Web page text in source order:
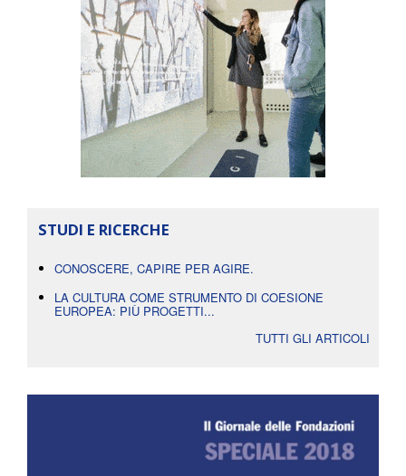
STUDI E RICERCHE
CONOSCERE, CAPIRE PER AGIRE.
LA CULTURA COME STRUMENTO DI COESIONE
EUROPEA: PIÙ PROGETTI...
TUTTI GLI ARTICOLI